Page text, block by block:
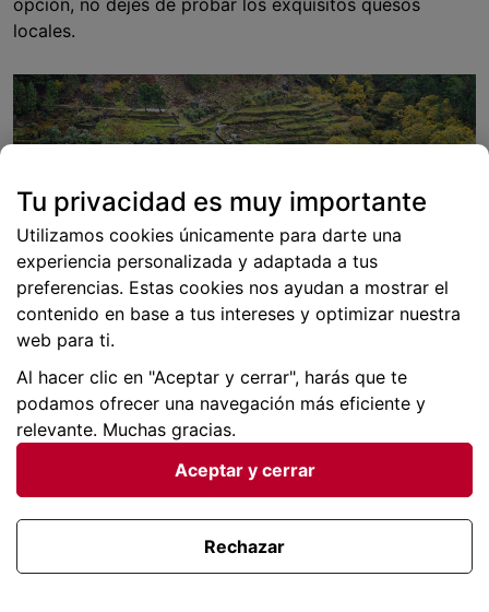
locales.
Piodao en Serra da Estrela, Portugal
¿Qué te parecen nuestras sugerencias sobre dónde
viajar este otoño? Si crees que nos hemos dejado
alguna propuesta en el tintero, o bien ya has
inaugurado la temporada de la caída de la hoja con
algún viaje, no dudes en escribirnos. ¡Nos gustará
saber qué tal te fue!
Tu privacidad es muy importante
Utilizamos cookies únicamente para darte una
experiencia personalizada y adaptada a tus
preferencias. Estas cookies nos ayudan a mostrar el
contenido en base a tus intereses y optimizar nuestra
web para ti.
Al hacer clic en "Aceptar y cerrar", harás que te
podamos ofrecer una navegación más eficiente y
relevante. Muchas gracias.
Aceptar y cerrar
Rechazar